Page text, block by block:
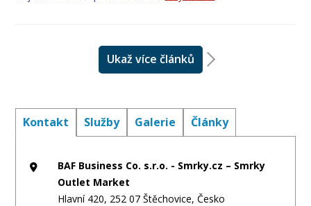
Ukaž více článků
Kontakt Služby Galerie Články
BAF Business Co. s.r.o. - Smrky.cz – Smrky
Outlet Market
Hlavní 420, 252 07 Štěchovice, Česko